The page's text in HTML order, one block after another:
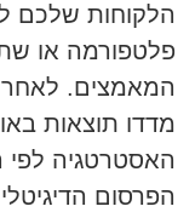
הלקוחות שלכם
פלטפורמה או
המאמצים. לאחר
מדדו תוצאות
האסטרטגיה לפי
הפרסום